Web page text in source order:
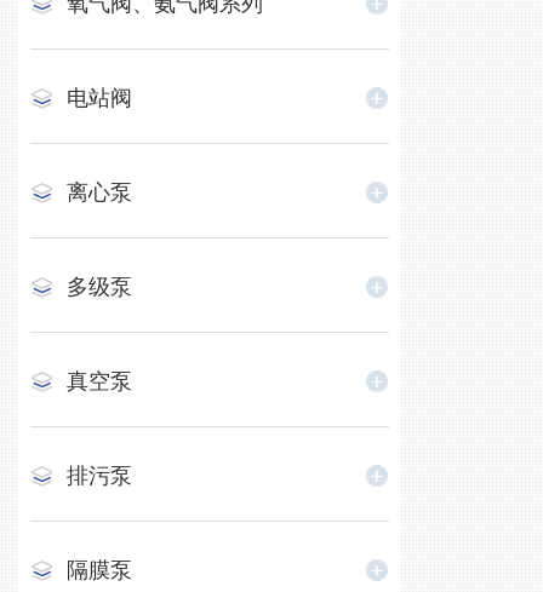
电站阀
离心泵
多级泵
真空泵
排污泵
隔膜泵